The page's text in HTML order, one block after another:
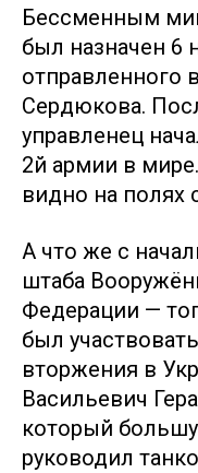
Бессменным
был назначен 6
отправленного
Сердюкова.
управленец
2й армии в
видно на полях
А что же с
штаба
Федерации —
был
вторжения в
Васильевич
который
руководил